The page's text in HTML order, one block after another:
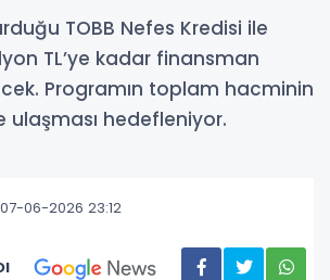
TOBB Nefes Kredisi ile
TL’ye kadar finansman
Programın toplam hacminin
ulaşması hedefleniyor.
07-06-2026 23:12